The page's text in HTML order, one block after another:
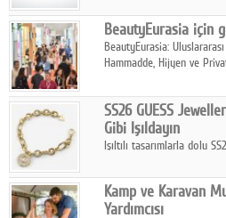
BeautyEurasia için
BeautyEurasia:
Hammadde, Hijyen ve
SS26 GUESS
Gibi Işıldayın
Işıltılı tasarımlarla dolu
dokunuşunu taşıyor.
Kamp ve Karavan
Yardımcısı